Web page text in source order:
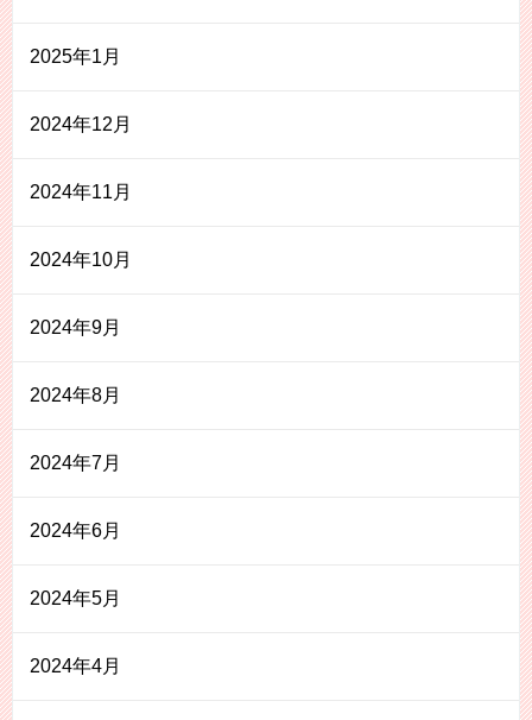
2025年1月
2024年12月
2024年11月
2024年10月
2024年9月
2024年8月
2024年7月
2024年6月
2024年5月
2024年4月